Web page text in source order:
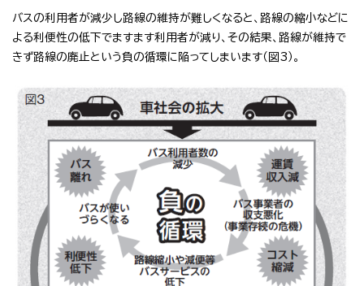
バスの利用者が減少し路線の維持が難しくなると、路線の縮小などに
よる利便性の低下でますます利用者が減り、その結果、路線が維持で
きず路線の廃止という負の循環に陥ってしまいます（図3）。